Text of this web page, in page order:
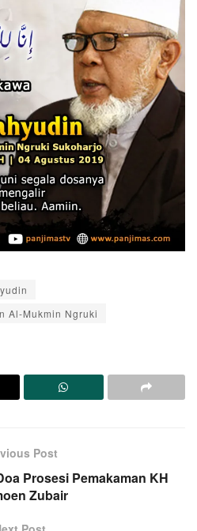
Al-Mukmin Ngruki
Post
Prosesi Pemakaman KH
Zubair